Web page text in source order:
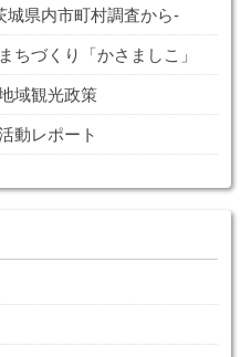
城県内市町村調査から-
ちづくり「かさましこ」
域観光政策
動レポート